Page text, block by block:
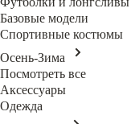
Базовые модели
Спортивные костюмы
Осень-Зима
Посмотреть все
Аксессуары
Одежда